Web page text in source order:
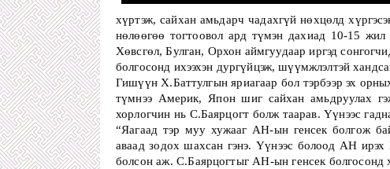
хүртэж, сайхан амьдарч чадахгүй нөхцөлд
нөлөөгөө тогтоовол ард түмэн дахиад 10-15
Хөвсгөл, Булган, Орхон аймгуудаар иргэд
болгосонд ихээхэн дургүйцэж, шүүмжлэлтэй
Гишүүн Х.Баттулгын яриагаар бол тэрбээр эх
түмнээ Америк, Япон шиг сайхан амьдруулах
хорлогчин нь С.Баярцогт болж таарав. Үүнээс
“Яагаад тэр муу хужааг АН-ын генсек болгож
аваад зодох шахсан гэнэ. Үүнээс болоод АН
болсон аж. С.Баярцогтыг АН-ын генсек болгосонд